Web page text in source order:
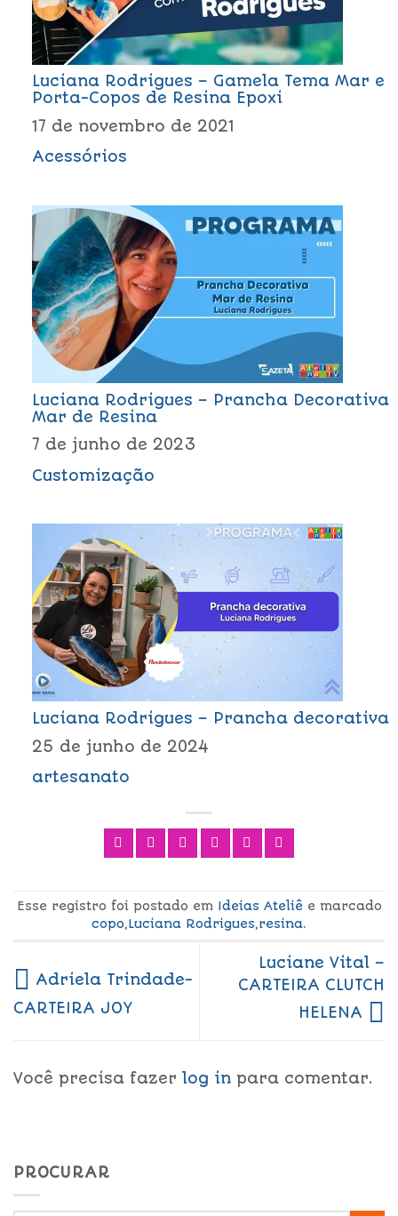
Luciana Rodrigues – Gamela Tema Mar e
Porta-Copos de Resina Epoxi
17 de novembro de 2021
Acessórios
Luciana Rodrigues – Prancha Decorativa
Mar de Resina
7 de junho de 2023
Customização
Luciana Rodrigues – Prancha decorativa
25 de junho de 2024
artesanato
Esse registro foi postado em Ideias Ateliêe marcado
copo,Luciana Rodrigues,resina.
Adriela Trindade-
CARTEIRA JOY
Luciane Vital –
CARTEIRA CLUTCH
HELENA
Você precisa fazer log in para comentar.
PROCURAR